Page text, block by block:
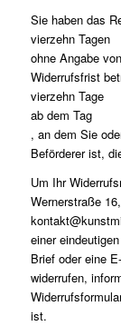
Sie haben das
vierzehn Tagen
ohne Angabe
Widerrufsfrist
vierzehn Tage
ab dem Tag
, an dem Sie
Beförderer ist,
Um Ihr
Wernerstraße
einer
Brief oder eine
widerrufen,
ist.